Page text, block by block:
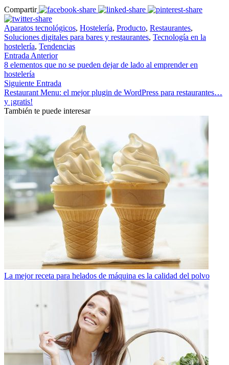
Compartir
Aparatos tecnológicos, Hostelería, Producto, Restaurantes,
Soluciones digitales para bares y restaurantes, Tecnología en la
hostelería, Tendencias
Entrada Anterior
8 elementos que no se pueden dejar de lado al emprender en
hostelería
Siguiente Entrada
Restaurant Menu: el mejor plugin de WordPress para restaurantes…
y ¡gratis!
También te puede interesar
La mejor receta para helados de máquina es la calidad del polvo